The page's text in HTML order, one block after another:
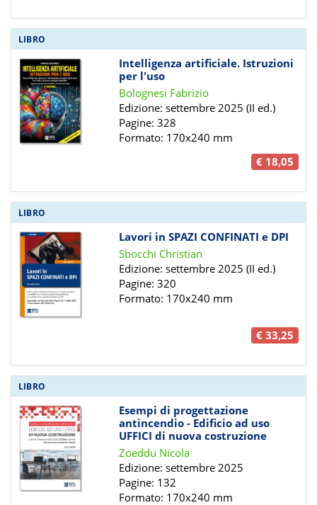
LIBRO
Intelligenza artificiale. Istruzioni
per l'uso
Bolognesi Fabrizio
Edizione: settembre 2025 (II ed.)
Pagine: 328
Formato: 170x240 mm
€ 18,05
LIBRO
Lavori in SPAZI CONFINATI e DPI
Sbocchi Christian
Edizione: settembre 2025 (II ed.)
Pagine: 320
Formato: 170x240 mm
€ 33,25
LIBRO
Esempi di progettazione
antincendio - Edificio ad uso
UFFICI di nuova costruzione
Zoeddu Nicola
Edizione: settembre 2025
Pagine: 132
Formato: 170x240 mm